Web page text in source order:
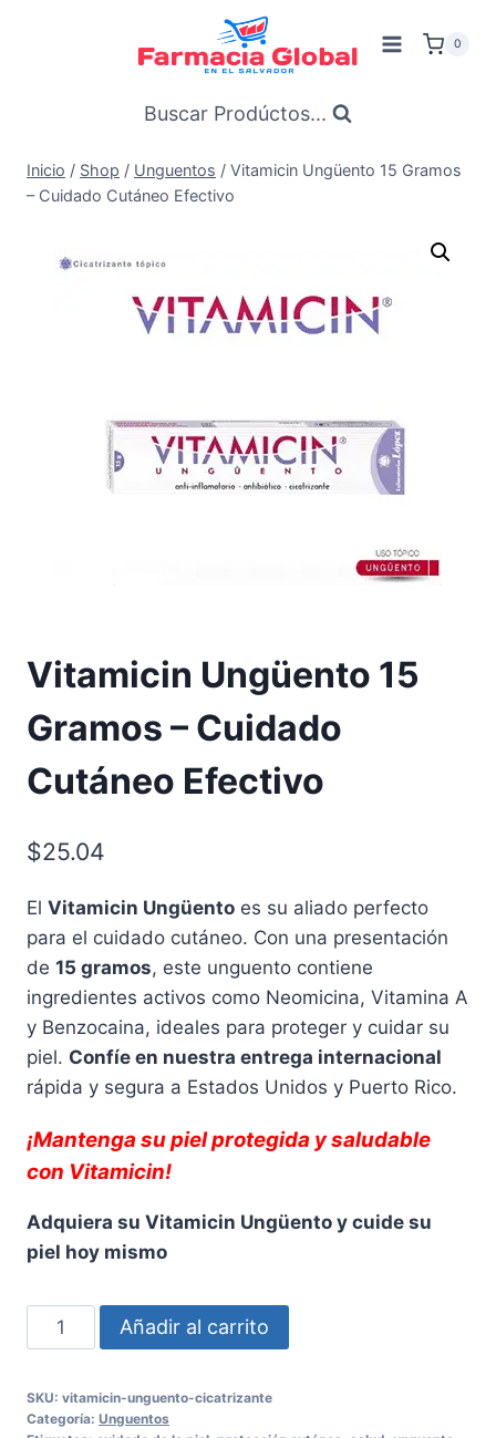
0
Buscar Prodúctos...
Inicio / Shop / Unguentos / Vitamicin Ungüento 15 Gramos
– Cuidado Cutáneo Efectivo
Vitamicin Ungüento 15
Gramos – Cuidado
Cutáneo Efectivo
$25.04
El Vitamicin Ungüento es su aliado perfecto
para el cuidado cutáneo. Con una presentación
de 15 gramos, este unguento contiene
ingredientes activos como Neomicina, Vitamina A
y Benzocaina, ideales para proteger y cuidar su
piel. Confíe en nuestra entrega internacional
rápida y segura a Estados Unidos y Puerto Rico.
¡Mantenga su piel protegida y saludable
con Vitamicin!
Adquiera su Vitamicin Ungüento y cuide su
piel hoy mismo
Vitamicin
Ungüento
Gramos
Añadir al carrito
SKU: vitamicin-unguento-cicatrizante
Categoría: Unguentos